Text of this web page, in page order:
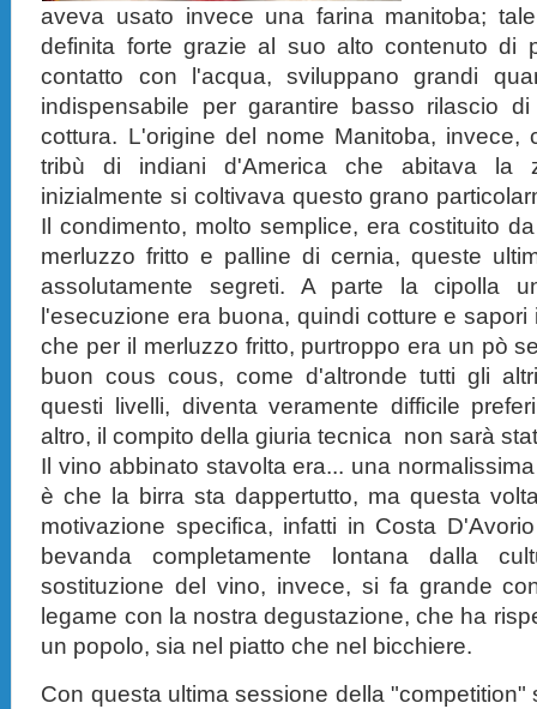
aveva usato invece una farina manitoba;
definita forte grazie al suo alto contenuto di
contatto con l'acqua, sviluppano grandi
indispensabile per garantire basso rilascio
cottura. L'origine del nome Manitoba, invece,
tribù di indiani d'America che abitava la
inizialmente si coltivava questo grano
Il condimento, molto semplice, era costituito
merluzzo fritto e palline di cernia, queste
assolutamente segreti. A parte la cipolla
l'esecuzione era buona, quindi cotture e
che per il merluzzo fritto, purtroppo era un pò
buon cous cous, come d'altronde tutti gli
questi livelli, diventa veramente difficile
altro, il compito della giuria tecnica non sarà
Il vino abbinato stavolta era... una
è che la birra sta dappertutto, ma questa
motivazione specifica, infatti in Costa
bevanda completamente lontana dalla
sostituzione del vino, invece, si fa grande
legame con la nostra degustazione, che ha
un popolo, sia nel piatto che nel bicchiere.
Con questa ultima sessione della